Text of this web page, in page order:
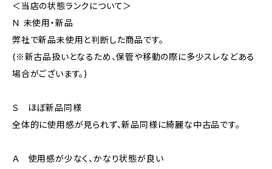
＜当店の状態ランクについて＞
Ｎ 未使用・新品
弊社で新品未使用と判断した商品です。
(※新古品扱いとなるため、保管や移動の際に多少スレなどある
場合がございます。)
Ｓ ほぼ新品同様
全体的に使用感が見られず、新品同様に綺麗な中古品です。
Ａ 使用感が少なく、かなり状態が良い